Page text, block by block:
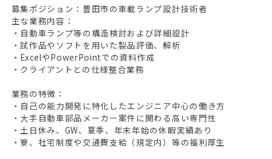
募集ポジション：豊田市の車載ランプ設計技術者
主な業務内容：
・自動車ランプ等の構造検討および詳細設計
・試作品やソフトを用いた製品評価、解析
・ExcelやPowerPointでの資料作成
・クライアントとの仕様整合業務
業務の特徴：
・自己の能力開発に特化したエンジニア中心の働き方
・大手自動車部品メーカー案件に関わる高い専門性
・土日休み、GW、夏季、年末年始の休暇実績あり
・寮、社宅制度や交通費支給（規定内）等の福利厚生